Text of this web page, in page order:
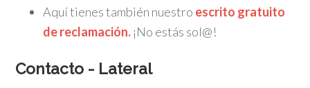
Aquí tienes también nuestro escrito gratuito
de reclamación.¡No estás sol@!
Contacto - Lateral